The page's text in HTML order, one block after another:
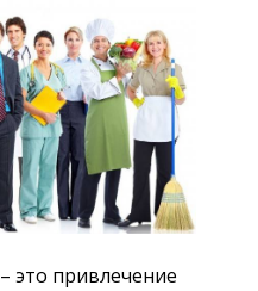
это привлечение